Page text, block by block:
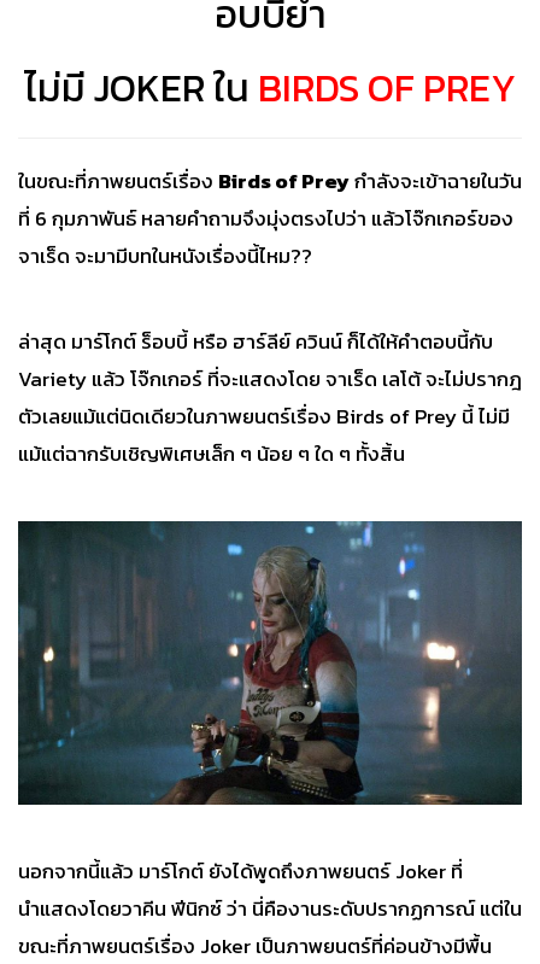
อบบี้ย้ำ
ไม่มี JOKER ใน BIRDS OF PREY
ในขณะที่ภาพยนตร์เรื่อง Birds of Preyกำลังจะเข้าฉายในวัน
ที่ 6 กุมภาพันธ์ หลายคำถามจึงมุ่งตรงไปว่า แล้วโจ๊กเกอร์ของ
จาเร็ด จะมามีบทในหนังเรื่องนี้ไหม??
ล่าสุด มาร์โกต์ ร็อบบี้ หรือ ฮาร์ลีย์ ควินน์ ก็ได้ให้คำตอบนี้กับ
Variety แล้ว โจ๊กเกอร์ ที่จะแสดงโดย จาเร็ด เลโต้ จะไม่ปรากฎ
ตัวเลยแม้แต่นิดเดียวในภาพยนตร์เรื่อง Birds of Prey นี้ ไม่มี
แม้แต่ฉากรับเชิญพิเศษเล็ก ๆ น้อย ๆ ใด ๆ ทั้งสิ้น
นอกจากนี้แล้ว มาร์โกต์ ยังได้พูดถึงภาพยนตร์ Joker ที่
นำแสดงโดยวาคีน ฟีนิกซ์ ว่า นี่คืองานระดับปรากฏการณ์ แต่ใน
ขณะที่ภาพยนตร์เรื่อง Joker เป็นภาพยนตร์ที่ค่อนข้างมีพื้น